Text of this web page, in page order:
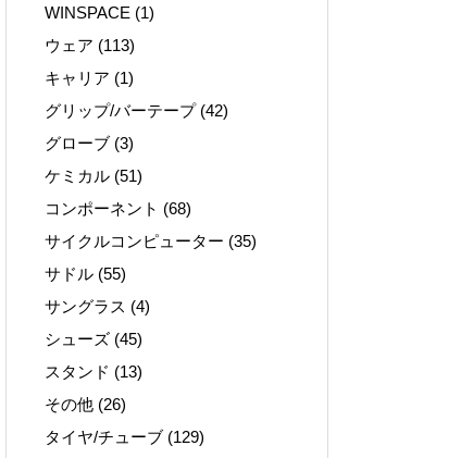
WINSPACE (1)
ウェア (113)
キャリア (1)
グリップ/バーテープ(42)
グローブ (3)
ケミカル (51)
コンポーネント (68)
サイクルコンピューター (35)
サドル (55)
サングラス (4)
シューズ (45)
スタンド (13)
その他 (26)
タイヤ/チューブ (129)